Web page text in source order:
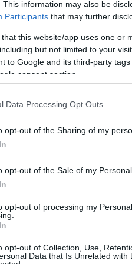
This information may also be
Participants that may further
that this website/app uses one or
but not limited to your
to Google and its third-party
consent section.
Data Processing Opt Outs
opt-out of the Sharing of my
opt-out of the Sale of my Personal
opt-out of processing my
opt-out of Collection, Use,
Data that Is Unrelated with